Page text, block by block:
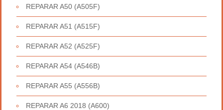
REPARAR A50 (A505F)
REPARAR A51 (A515F)
REPARAR A52 (A525F)
REPARAR A54 (A546B)
REPARAR A55 (A556B)
REPARAR A6 2018 (A600)